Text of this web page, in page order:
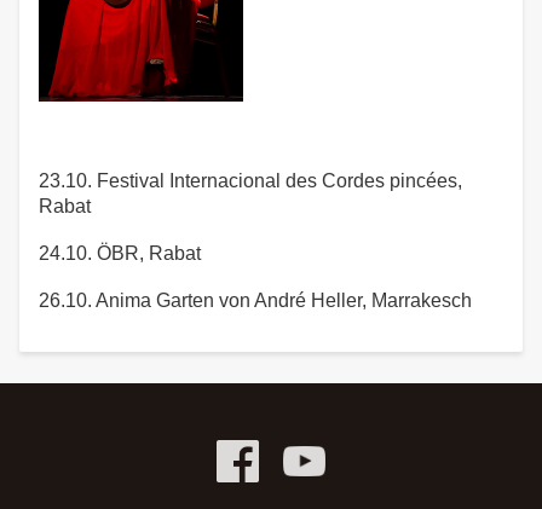
23.10. Festival Internacional des Cordes pincées,
Rabat
24.10. ÖBR, Rabat
26.10. Anima Garten von André Heller, Marrakesch